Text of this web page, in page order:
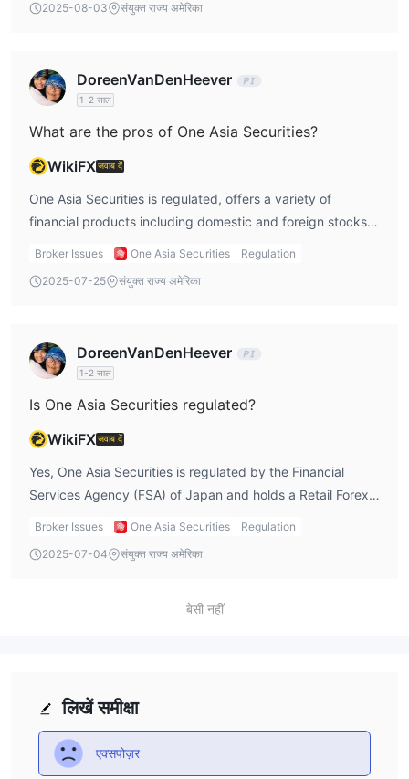
2025-08-03
संयुक्त राज्य अमेरिका
DoreenVanDenHeever
1-2 साल
What are the pros of One Asia Securities?
WikiFXजवाब दें
One Asia Securities is regulated, offers a variety of
financial products including domestic and foreign stocks,
index futures, and options. The platform also provides free
Broker Issues One Asia Securities
Regulation
2025-07-25
संयुक्त राज्य अमेरिका
DoreenVanDenHeever
1-2 साल
Is One Asia Securities regulated?
WikiFXजवाब दें
Yes, One Asia Securities is regulated by the Financial
Services Agency (FSA) of Japan and holds a Retail Forex
License with operation number No. 201 issued by the
Broker Issues One Asia Securities
Regulation
2025-07-04
संयुक्त राज्य अमेरिका
बेसी नहीं
लिखें समीक्षा
एक्सपोज़र